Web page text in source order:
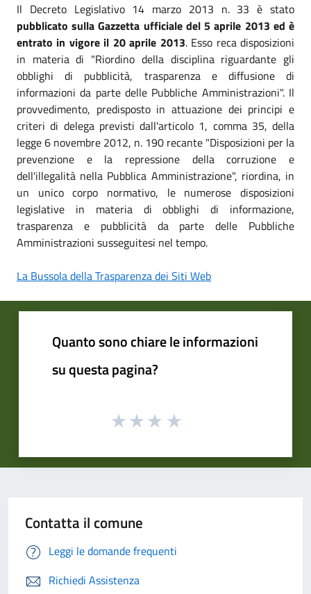
Il Decreto Legislativo 14 marzo 2013 n. 33 è stato
pubblicato sulla Gazzetta ufficiale del 5 aprile 2013 ed è
entrato in vigore il 20 aprile 2013. Esso reca disposizioni
in materia di "Riordino della disciplina riguardante gli
obblighi di pubblicità, trasparenza e diffusione di
informazioni da parte delle Pubbliche Amministrazioni". Il
provvedimento, predisposto in attuazione dei principi e
criteri di delega previsti dall'articolo 1, comma 35, della
legge 6 novembre 2012, n. 190 recante "Disposizioni per la
prevenzione e la repressione della corruzione e
dell'illegalità nella Pubblica Amministrazione", riordina, in
un unico corpo normativo, le numerose disposizioni
legislative in materia di obblighi di informazione,
trasparenza e pubblicità da parte delle Pubbliche
Amministrazioni susseguitesi nel tempo.
La Bussola della Trasparenza dei Siti Web
Quanto sono chiare le informazioni
su questa pagina?
Contatta il comune
Leggi le domande frequenti
Richiedi Assistenza